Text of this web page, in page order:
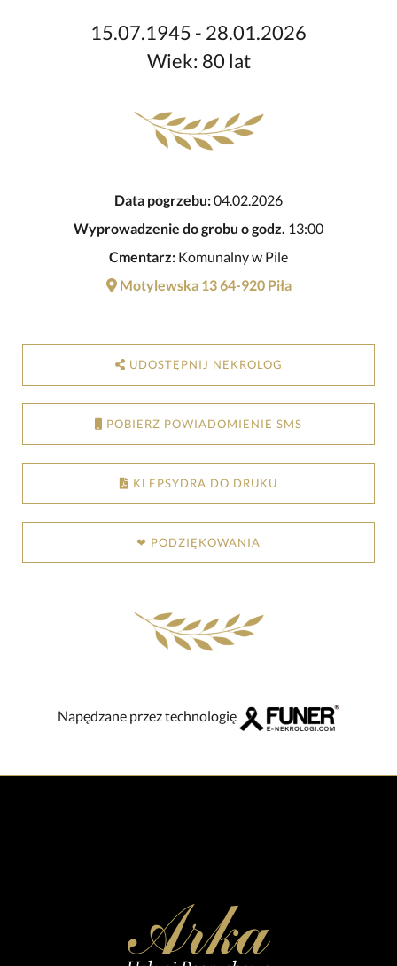
15.07.1945 - 28.01.2026
Wiek: 80 lat
Data pogrzebu:04.02.2026
Wyprowadzenie do grobu o godz. 13:00
Cmentarz: Komunalny w Pile
Motylewska 13 64-920 Piła
UDOSTĘPNIJ NEKROLOG
POBIERZ POWIADOMIENIE SMS
KLEPSYDRA DO DRUKU
❤ PODZIĘKOWANIA
Napędzane przez technologię